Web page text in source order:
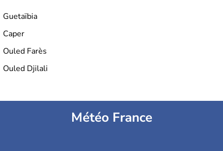
Guetaïbia
Caper
Ouled Farès
Ouled Djilali
Météo France